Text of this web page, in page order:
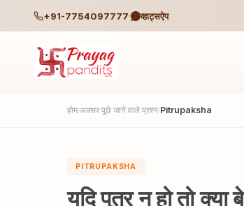
+91-7754097777 व्हाट्सऐप
होम/अक्सर पूछे जाने वाले प्रश्न/Pitrupaksha
PITRUPAKSHA
यदि पुत्र न हो तो क्या